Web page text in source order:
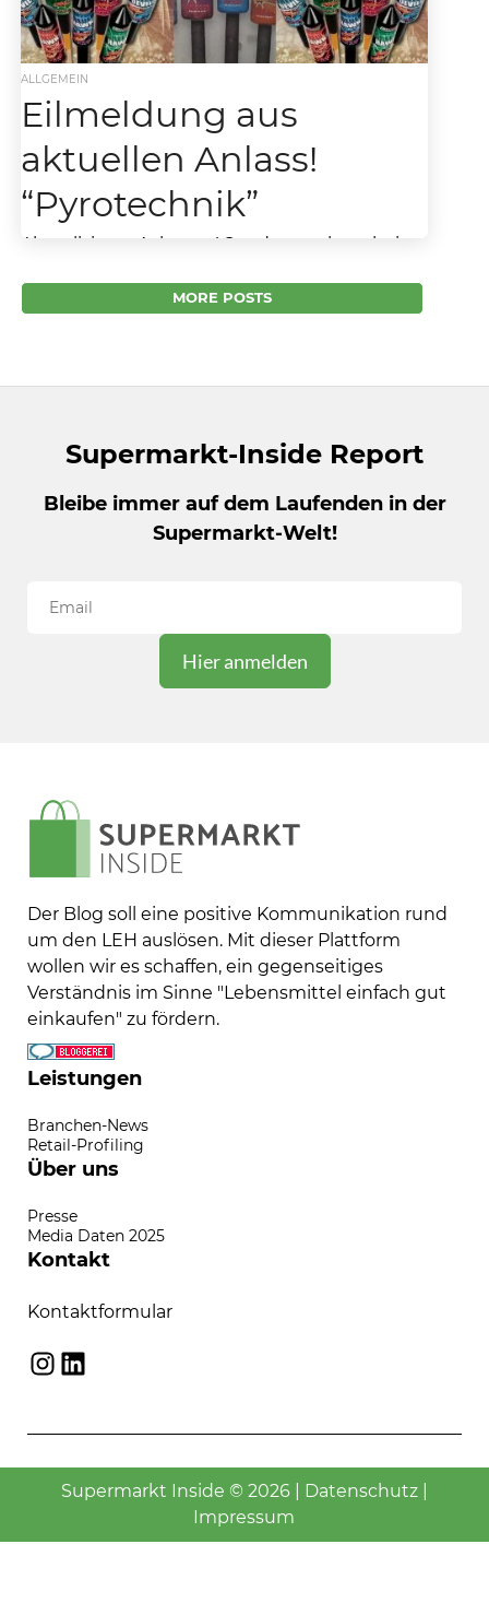
Silvester-Böller...
ALLGEMEIN
Eilmeldung aus
aktuellen Anlass!
“Pyrotechnik”
Aktualisiert – Achtung! Sonderregelung bei
normal. Genau wie an Weihnachten gelten
MORE POSTS
Supermarkt-Inside Report
Bleibe immer auf dem Laufenden in der
Supermarkt-Welt!
Der Blog soll eine positive Kommunikation rund
um den LEH auslösen. Mit dieser Plattform
wollen wir es schaffen, ein gegenseitiges
Verständnis im Sinne "Lebensmittel einfach gut
einkaufen" zu fördern.
Leistungen
Branchen-News
Retail-Profiling
Über uns
Presse
Media Daten 2025
Kontakt
Kontaktformular
Instagram
LinkedIn
Supermarkt Inside © 2026 | Datenschutz|
Impressum